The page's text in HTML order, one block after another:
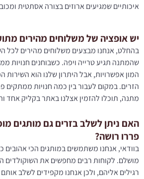
איכותיים שמגיעים ארוזים בצורה אסתטית
יש אופציה של משלוחים מהירים
בהחלט, אנחנו מבצעים משלוחים מהירים לכל
שהמתנה תגיע טרייה ויפה. כשבוחנים חנויות
המון אפשרויות, אבל היתרון שלנו הוא השירות
הזרים. במקום לעבור בין כמה חנויות ממתקים
מתנה, תוכלו להזמין אצלנו באתר בקליק אחד
האם ניתן לשלב בזרים גם מותגים
פררו רושה?
בוודאי, אנחנו משתמשים במותגים הכי אהובים
מושלם. לקוחות רבים מחפשים את השוקולדים
רגילים אליהם, ולכן אנחנו מקפידים לשלב אותם